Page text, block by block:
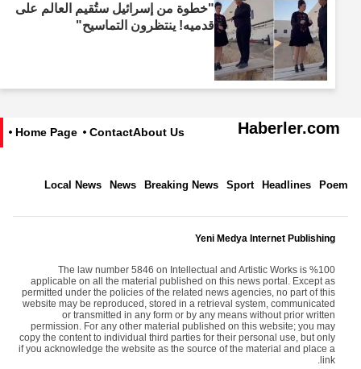
"خطوة من إسرائيل ستُقيم العالم على
قدميه! ينتظرون التماسيح"
Haberler.com
About Us
Contact
Home Page
Poem
Headlines
Sport
Breaking News
News
Local News
Yeni Medya Internet Publishing
The law number 5846 on Intellectual and Artistic Works is %100
applicable on all the material published on this news portal. Except as
permitted under the policies of the related news agencies, no part of this
website may be reproduced, stored in a retrieval system, communicated
or transmitted in any form or by any means without prior written
permission. For any other material published on this website; you may
copy the content to individual third parties for their personal use, but only
if you acknowledge the website as the source of the material and place a
link.